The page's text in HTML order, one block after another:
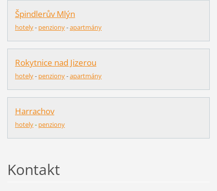
Špindlerův Mlýn
hotely- penziony-apartmány
Rokytnice nad Jizerou
hotely- penziony-apartmány
Harrachov
hotely- penziony
Kontakt